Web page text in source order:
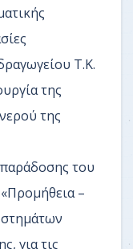
Τ.Κ.
της
της
του
–
για τις